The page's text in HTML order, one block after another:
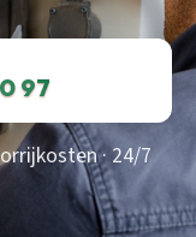
97
· 24/7